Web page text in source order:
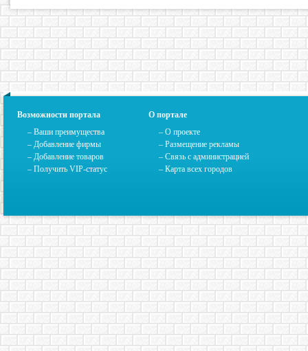
Возможности портала
– Ваши преимущества
– Добавление фирмы
– Добавление товаров
– Получить VIP-статус
О портале
– О проекте
– Размещение рекламы
– Связь с администрацией
– Карта всех городов